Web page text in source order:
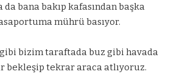
bana bakıp kafasından başka
mührü basıyor.
gibi bizim taraftada buz gibi havada
bekleşip tekrar araca atlıyoruz.